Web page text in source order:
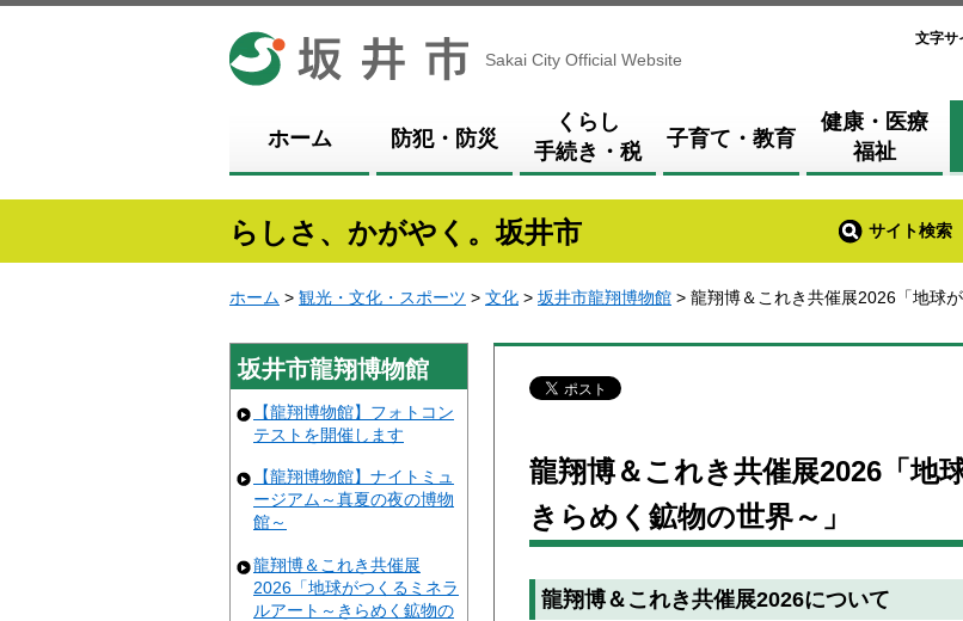
坂井市
Sakai City Official Website
文字サ
ホーム 防犯・防災
くらし
手続き・税
子育て・教育
健康・医療
福祉
らしさ、かがやく。坂井市 サイト検索
ホーム > 観光・文化・スポーツ > 文化 > 坂井市龍翔博物館 > 龍翔博＆これき共催展2026「地球
坂井市龍翔博物館
【龍翔博物館】フォトコン
テストを開催します
【龍翔博物館】ナイトミュ
ージアム～真夏の夜の博物
館～
龍翔博＆これき共催展
2026「地球がつくるミネラ
ルアート～きらめく鉱物の
龍翔博＆これき共催展2026「地
きらめく鉱物の世界～」
龍翔博＆これき共催展2026について